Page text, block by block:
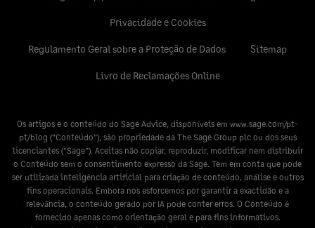
Privacidade e Cookies
Regulamento Geral sobre a Proteção de Dados Sitemap
Livro de Reclamações Online
Os artigos e o conteúdo do Sage Advice, disponíveis em www.sage.com/pt-
pt/blog (“Conteúdo”), são propriedade da The Sage Group plc ou dos seus
licenciantes (“Sage”). Aceitas não copiar, reproduzir, modificar nem distribuir
o Conteúdo sem o consentimento expresso da Sage. Tem em conta que pode
ser utilizada inteligência artificial para criação de conteúdo, análise e outros
fins operacionais. Embora nos esforcemos por garantir a exactidão e a
relevância, o conteúdo gerado por IA pode conter erros. O Conteúdo é
fornecido apenas como orientação geral e para fins informativos.